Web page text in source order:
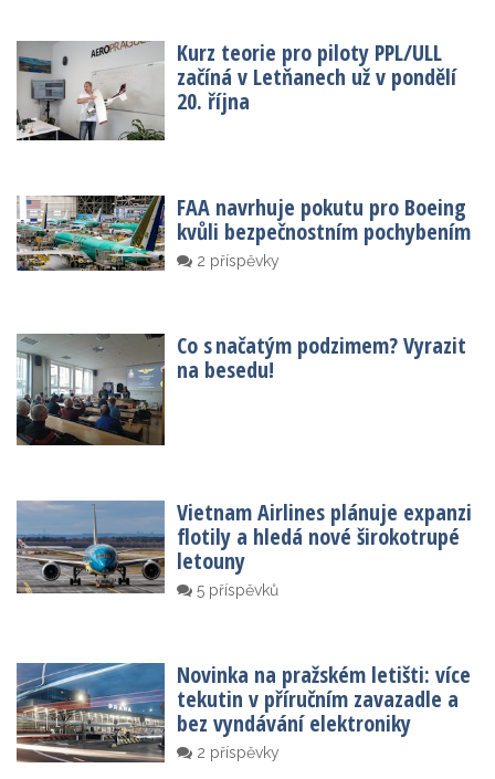
Kurz teorie pro piloty PPL/ULL
začíná v Letňanech už v pondělí
20. října
FAA navrhuje pokutu pro Boeing
kvůli bezpečnostním pochybením
2 příspěvky
Co s načatým podzimem? Vyrazit
na besedu!
Vietnam Airlines plánuje expanzi
flotily a hledá nové širokotrupé
letouny
5 příspěvků
Novinka na pražském letišti: více
tekutin v příručním zavazadle a
bez vyndávání elektroniky
2 příspěvky